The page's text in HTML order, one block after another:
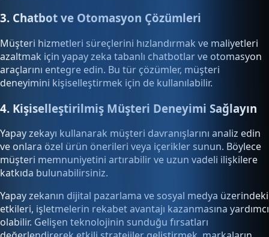
3. Chatbot ve Otomasyon Çözümleri
Müşteri hizmetleri süreçlerini hızlandırmak ve maliyetleri
azaltmak için yapay zeka tabanlı chatbotlar ve otomasyon
araçlarını entegre edin. Bu tür çözümler, müşteri
deneyimini kişiselleştirmek için de kullanılabilir.
4. Kişiselleştirilmiş Müşteri Deneyimi Sağlayın
Yapay zekayı kullanarak müşteri davranışlarını analiz edin
ve onlara özel ürün önerileri veya içerikler sunun. Böylece
müşteri memnuniyetini artırabilir ve uzun vadeli ilişkilere
katkıda bulunabilirsiniz.
Yapay zekanın dijital pazarlama ve sosyal medya üzerindeki
etkileri, işletmelerin rekabet avantajı kazanmasına yardımcı
olabilir. Gelişen teknolojinin sunduğu fırsatları